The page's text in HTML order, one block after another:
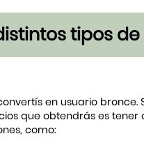
tipos de
en usuario bronce.
que obtendrás es tener
como: